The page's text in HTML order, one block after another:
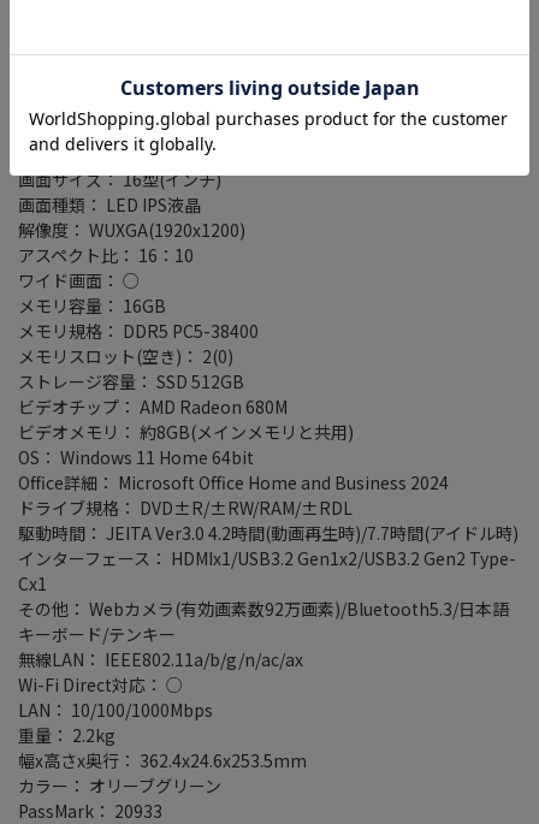
・ パソコンの気になることをAIに相談できる「LAVIE AI Plus」や
パソコンのトラブルを解決に導く「LAVIEサポート」など便利に使
えるアプリを搭載。
CPU： AMD Ryzen 7 7735U/2.7GHz/8コア
画面サイズ： 16型(インチ)
画面種類： LED IPS液晶
解像度： WUXGA(1920x1200)
アスペクト比： 16：10
ワイド画面： ○
メモリ容量： 16GB
メモリ規格： DDR5 PC5-38400
メモリスロット(空き)： 2(0)
ストレージ容量： SSD 512GB
ビデオチップ： AMD Radeon 680M
ビデオメモリ： 約8GB(メインメモリと共用)
OS： Windows 11 Home 64bit
Office詳細： Microsoft Office Home and Business 2024
ドライブ規格： DVD±R/±RW/RAM/±RDL
駆動時間： JEITA Ver3.0 4.2時間(動画再生時)/7.7時間(アイドル時)
インターフェース： HDMIx1/USB3.2 Gen1x2/USB3.2 Gen2 Type-
Cx1
その他： Webカメラ(有効画素数92万画素)/Bluetooth5.3/日本語
キーボード/テンキー
無線LAN： IEEE802.11a/b/g/n/ac/ax
Wi-Fi Direct対応： ○
LAN： 10/100/1000Mbps
重量： 2.2kg
幅x高さx奥行： 362.4x24.6x253.5mm
カラー： オリーブグリーン
PassMark： 20933